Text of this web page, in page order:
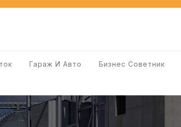
Гараж И Авто Бизнес Советник